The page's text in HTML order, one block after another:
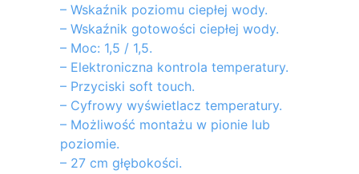
– Wskaźnik poziomu ciepłej wody.
– Wskaźnik gotowości ciepłej wody.
– Moc: 1,5 / 1,5.
– Elektroniczna kontrola temperatury.
– Przyciski soft touch.
– Cyfrowy wyświetlacz temperatury.
– Możliwość montażu w pionie lub
poziomie.
– 27 cm głębokości.